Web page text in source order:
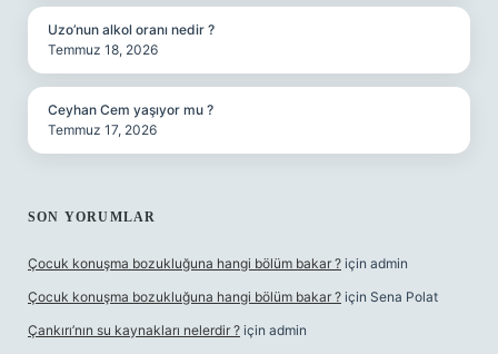
Uzo’nun alkol oranı nedir ?
Temmuz 18, 2026
Ceyhan Cem yaşıyor mu ?
Temmuz 17, 2026
SON YORUMLAR
Çocuk konuşma bozukluğuna hangi bölüm bakar ? için admin
Çocuk konuşma bozukluğuna hangi bölüm bakar ? için Sena Polat
Çankırı’nın su kaynakları nelerdir ? için admin